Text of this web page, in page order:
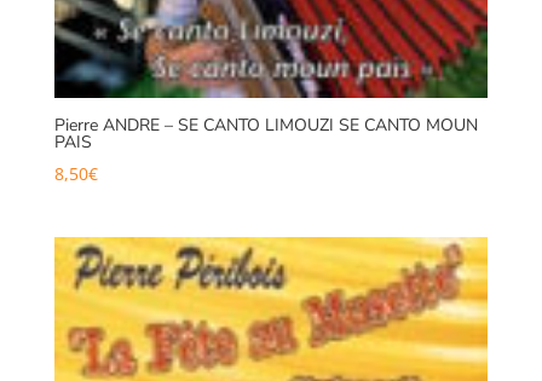
Pierre ANDRE – SE CANTO LIMOUZI SE CANTO MOUN
PAIS
8,50€